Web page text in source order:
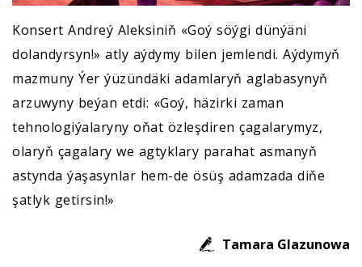
Konsert Andreý Aleksiniň «Goý söýgi dünýäni
dolandyrsyn!» atly aýdymy bilen jemlendi. Aýdymyň
mazmuny Ýer ýüzündäki adamlaryň aglabasynyň
arzuwyny beýan etdi: «Goý, häzirki zaman
tehnologiýalaryny oňat özleşdiren çagalarymyz,
olaryň çagalary we agtyklary parahat asmanyň
astynda ýaşasynlar hem-de ösüş adamzada diňe
şatlyk getirsin!»
Tamara Glazunowa